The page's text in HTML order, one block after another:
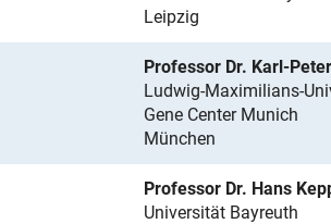
Leipzig
Professor Dr. Karl-
Ludwig-Maximilians-
Gene Center Munich
München
Professor Dr. Hans
Universität Bayreuth